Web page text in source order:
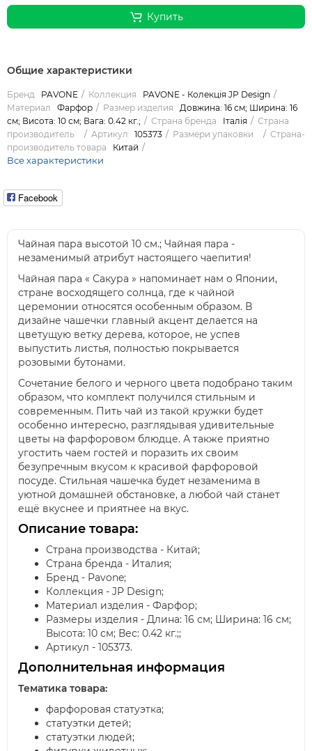
Купить
Общие характеристики
Бренд PAVONE Коллекция
PAVONE - Колекція JP Design
Материал
Фарфор Размер изделия
Довжина: 16 см; Ширина: 16
см; Висота: 10 см; Вага: 0.42 кг.;
Страна бренда Італія
Страна
производитель
Артикул 105373 Размери упаковки
Страна-
производитель товара
Китай
Все характеристики
Facebook
Чайная пара высотой 10 см.; Чайная пара -
незаменимый атрибут настоящего чаепития!
Чайная пара « Сакура » напоминает нам о Японии,
стране восходящего солнца, где к чайной
церемонии относятся особенным образом. В
дизайне чашечки главный акцент делается на
цветущую ветку дерева, которое, не успев
выпустить листья, полностью покрывается
розовыми бутонами.
Сочетание белого и черного цвета подобрано таким
образом, что комплект получился стильным и
современным. Пить чай из такой кружки будет
особенно интересно, разглядывая удивительные
цветы на фарфоровом блюдце. А также приятно
угостить чаем гостей и поразить их своим
безупречным вкусом к красивой фарфоровой
посуде. Стильная чашечка будет незаменима в
уютной домашней обстановке, а любой чай станет
ещё вкуснее и приятнее на вкус.
Описание товара:
Страна производства - Китай;
Страна бренда - Италия;
Бренд - Pavone;
Коллекция - JP Design;
Материал изделия - Фарфор;
Размеры изделия - Длина: 16 см; Ширина: 16 см;
Высота: 10 см; Вес: 0.42 кг.;;
Артикул - 105373.
Дополнительная информация
Тематика товара:
фарфоровая статуэтка;
статуэтки детей;
статуэтки людей;